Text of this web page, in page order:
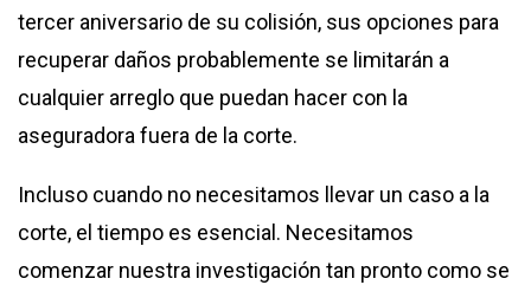
tercer aniversario de su colisión, sus opciones para
recuperar daños probablemente se limitarán a
cualquier arreglo que puedan hacer con la
aseguradora fuera de la corte.
Incluso cuando no necesitamos llevar un caso a la
corte, el tiempo es esencial. Necesitamos
comenzar nuestra investigación tan pronto como se